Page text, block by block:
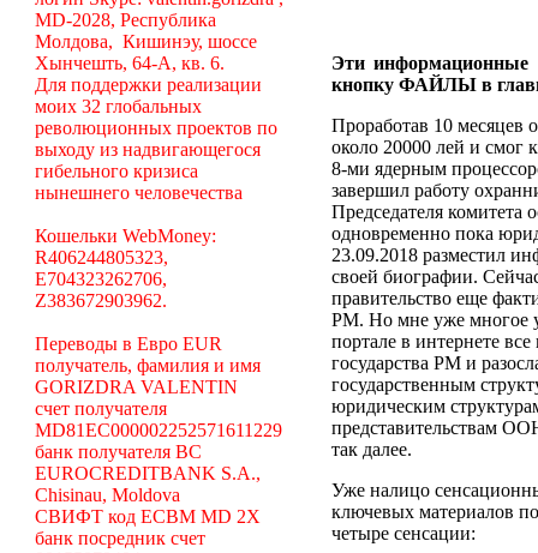
MD-2028, Республика
Молдова, Кишинэу, шоссе
Хынчешть, 64-А, кв. 6.
Для поддержки реализации
моих 32 глобальных
революционных проектов по
выходу из надвигающегося
гибельного кризиса
нынешнего человечества
Кошельки WebMoney:
R406244805323,
E704323262706,
Z383672903962.
Переводы в Евро EUR
получатель, фамилия и имя
GORIZDRA VALENTIN
счет получателя
MD81EC000002252571611229
банк получателя BC
EUROCREDITBANK S.A.,
Chisinau, Moldova
СВИФТ код ECBM MD 2X
банк посредник счет
Эти информационные
кнопку ФАЙЛЫ в
Проработав 10 месяцев
около 20000 лей и смог
8-ми ядерным
завершил работу
Председателя комитета
одновременно пока
23.09.2018 разместил
своей биографии.
правительство еще
РМ. Но мне уже многое
портале в интернете
государства РМ и
государственным
юридическим
представительствам
так далее.
Уже налицо
ключевых материалов
четыре сенсации: